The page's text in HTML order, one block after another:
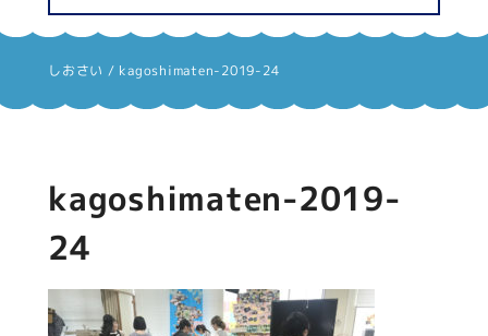
しおさい / kagoshimaten-2019-24
kagoshimaten-2019-
24